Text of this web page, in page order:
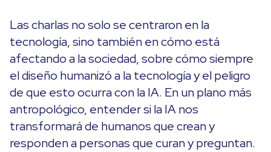
Las charlas no solo se centraron en la
tecnología, sino también en cómo está
afectando a la sociedad, sobre cómo siempre
el diseño humanizó a la tecnología y el peligro
de que esto ocurra con la IA. En un plano más
antropológico, entender si la IA nos
transformará de humanos que crean y
responden a personas que curan y preguntan.